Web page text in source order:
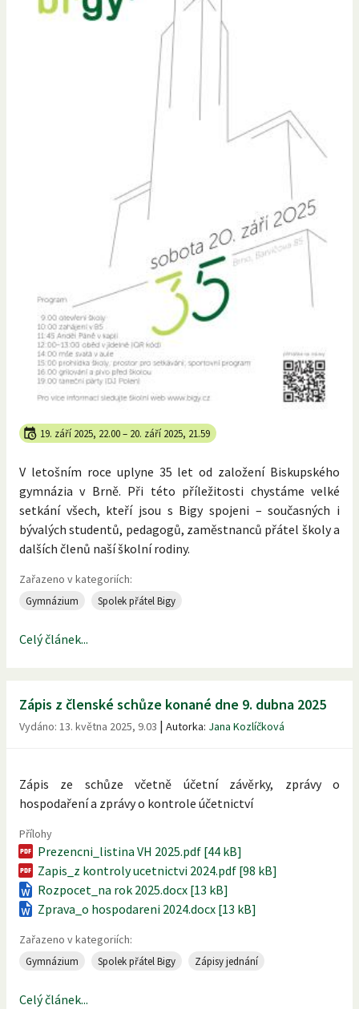
19. září 2025, 22.00– 20. září 2025, 21.59
V letošním roce uplyne 35 let od založení Biskupského
gymnázia v Brně. Při této příležitosti chystáme velké
setkání všech, kteří jsou s Bigy spojeni – současných i
bývalých studentů, pedagogů, zaměstnanců přátel školy a
dalších členů naší školní rodiny.
Zařazeno v kategoriích:
Gymnázium Spolek přátel Bigy
Celý článek...
Zápis z členské schůze konané dne 9. dubna 2025
Vydáno: 13. května 2025, 9.03 | Autorka: Jana Kozlíčková
Zápis ze schůze včetně účetní závěrky, zprávy o
hospodaření a zprávy o kontrole účetnictví
Přílohy
Prezencni_listina VH 2025.pdf [44 kB]
Zapis_z kontroly ucetnictvi 2024.pdf [98 kB]
Rozpocet_na rok 2025.docx [13 kB]
Zprava_o hospodareni 2024.docx [13 kB]
Zařazeno v kategoriích:
Gymnázium Spolek přátel Bigy Zápisy jednání
Celý článek...